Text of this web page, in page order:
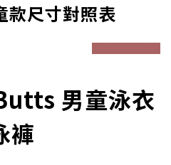
款尺寸對照表
prev next
男童泳衣
褲